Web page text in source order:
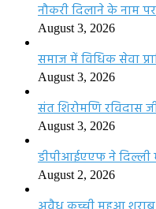
नौकरी दिलाने के नाम
August 3, 2026
समाज में विधिक सेवा
August 3, 2026
संत शिरोमणि रविदास
August 3, 2026
डीपीआईएएफ ने
August 2, 2026